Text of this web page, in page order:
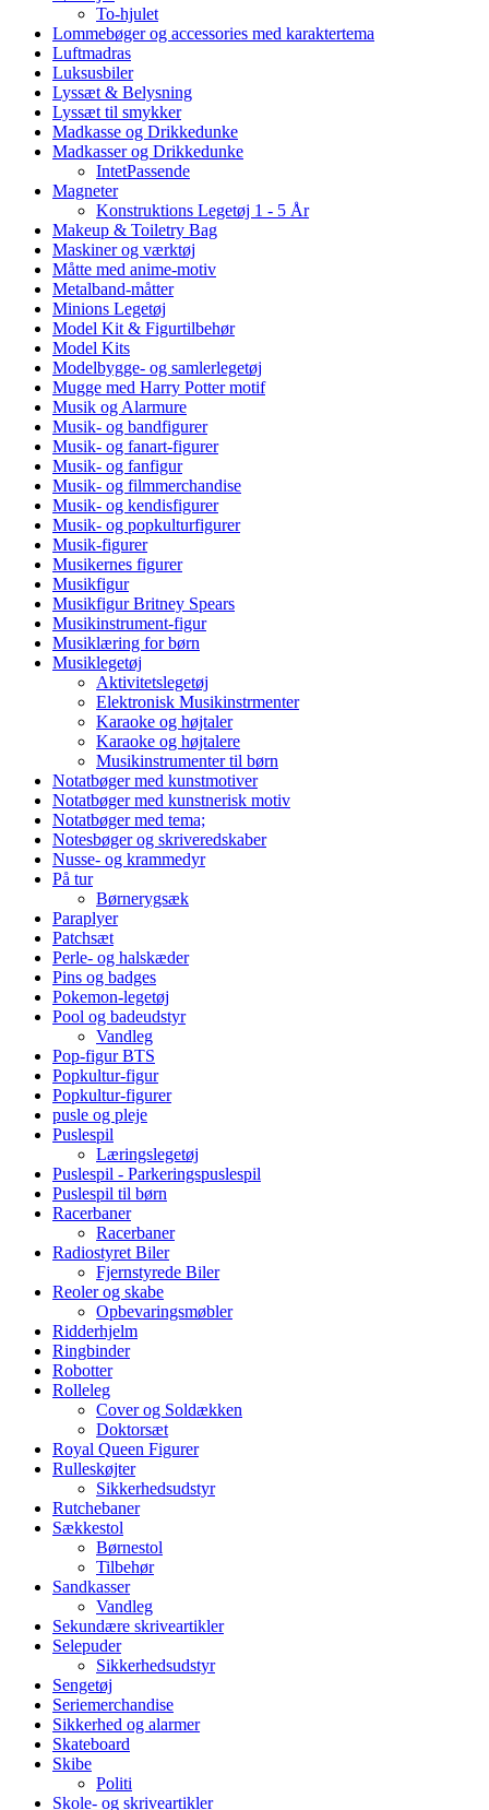
To-hjulet
Lommebøger og accessories med karaktertema
Luftmadras
Luksusbiler
Lyssæt & Belysning
Lyssæt til smykker
Madkasse og Drikkedunke
Madkasser og Drikkedunke
IntetPassende
Magneter
Konstruktions Legetøj 1 - 5 År
Makeup & Toiletry Bag
Maskiner og værktøj
Måtte med anime-motiv
Metalband-måtter
Minions Legetøj
Model Kit & Figurtilbehør
Model Kits
Modelbygge- og samlerlegetøj
Mugge med Harry Potter motif
Musik og Alarmure
Musik- og bandfigurer
Musik- og fanart-figurer
Musik- og fanfigur
Musik- og filmmerchandise
Musik- og kendisfigurer
Musik- og popkulturfigurer
Musik-figurer
Musikernes figurer
Musikfigur
Musikfigur Britney Spears
Musikinstrument-figur
Musiklæring for børn
Musiklegetøj
Aktivitetslegetøj
Elektronisk Musikinstrmenter
Karaoke og højtaler
Karaoke og højtalere
Musikinstrumenter til børn
Notatbøger med kunstmotiver
Notatbøger med kunstnerisk motiv
Notatbøger med tema;
Notesbøger og skriveredskaber
Nusse- og krammedyr
På tur
Børnerygsæk
Paraplyer
Patchsæt
Perle- og halskæder
Pins og badges
Pokemon-legetøj
Pool og badeudstyr
Vandleg
Pop-figur BTS
Popkultur-figur
Popkultur-figurer
pusle og pleje
Puslespil
Læringslegetøj
Puslespil - Parkeringspuslespil
Puslespil til børn
Racerbaner
Racerbaner
Radiostyret Biler
Fjernstyrede Biler
Reoler og skabe
Opbevaringsmøbler
Ridderhjelm
Ringbinder
Robotter
Rolleleg
Cover og Soldækken
Doktorsæt
Royal Queen Figurer
Rulleskøjter
Sikkerhedsudstyr
Rutchebaner
Sækkestol
Børnestol
Tilbehør
Sandkasser
Vandleg
Sekundære skriveartikler
Selepuder
Sikkerhedsudstyr
Sengetøj
Seriemerchandise
Sikkerhed og alarmer
Skateboard
Skibe
Politi
Skole- og skriveartikler